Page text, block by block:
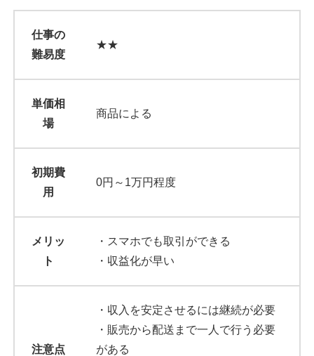
仕事の
難易度
★★
単価相
場
商品による
初期費
用
0円～1万円程度
メリッ
ト
・スマホでも取引ができる
・収益化が早い
注意点
・収入を安定させるには継続が必要
・販売から配送まで一人で行う必要
がある